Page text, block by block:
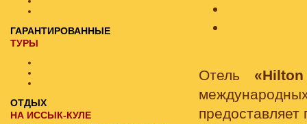
Отель
ГАРАНТИРОВАННЫЕ
ТУРЫ
ОТДЫХ
НА ИССЫК-КУЛЕ